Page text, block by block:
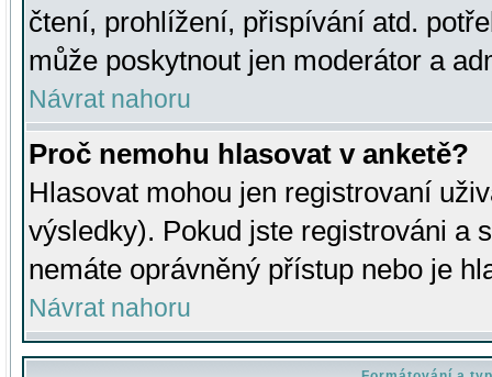
čtení, prohlížení, přispívání atd.
může poskytnout jen moderátor a
Návrat nahoru
Proč nemohu hlasovat v anketě?
Hlasovat mohou jen registrovaní
výsledky). Pokud jste registrováni a
nemáte oprávněný přístup nebo je
Návrat nahoru